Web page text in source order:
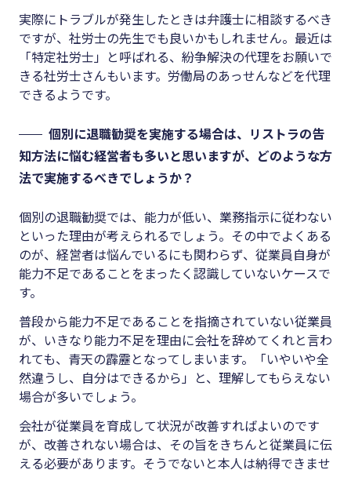
実際にトラブルが発生したときは弁護士に相談するべき
ですが、社労士の先生でも良いかもしれません。最近は
「特定社労士」と呼ばれる、紛争解決の代理をお願いで
きる社労士さんもいます。労働局のあっせんなどを代理
できるようです。
個別に退職勧奨を実施する場合は、リストラの告
知方法に悩む経営者も多いと思いますが、どのような方
法で実施するべきでしょうか？
個別の退職勧奨では、能力が低い、業務指示に従わない
といった理由が考えられるでしょう。その中でよくある
のが、経営者は悩んでいるにも関わらず、従業員自身が
能力不足であることをまったく認識していないケースで
す。
普段から能力不足であることを指摘されていない従業員
が、いきなり能力不足を理由に会社を辞めてくれと言わ
れても、青天の霹靂となってしまいます。「いやいや全
然違うし、自分はできるから」と、理解してもらえない
場合が多いでしょう。
会社が従業員を育成して状況が改善すればよいのです
が、改善されない場合は、その旨をきちんと従業員に伝
える必要があります。そうでないと本人は納得できませ